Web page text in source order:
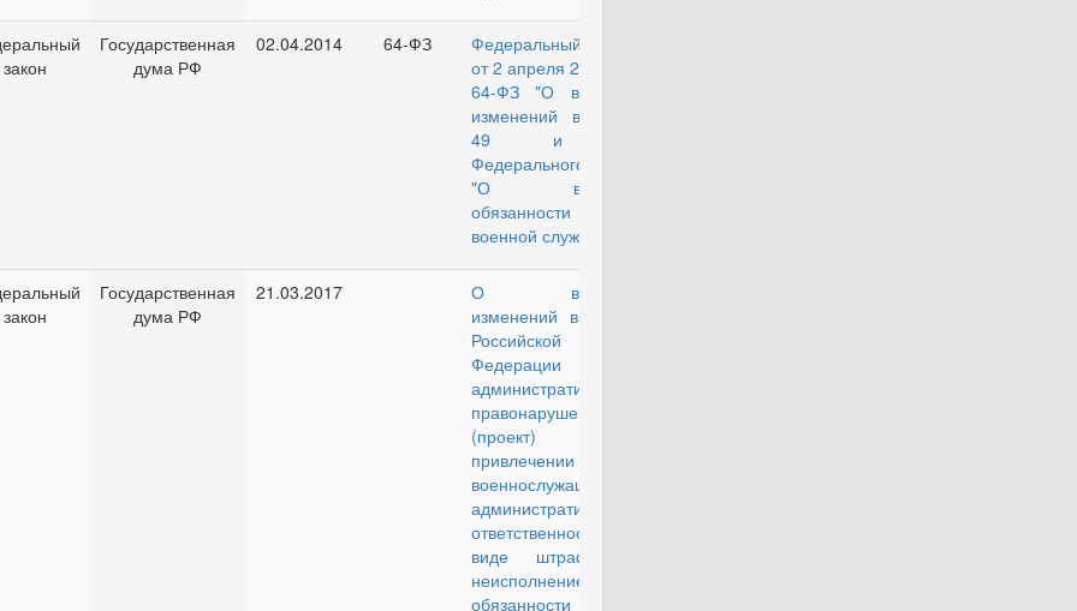
закон
Государственная
дума РФ
02.04.2014 64-ФЗ
Федеральный закон
от 2 апреля 2014 г. №
64-ФЗ "О внесении
изменений в статьи
49 и 53
Федерального закона
"О воинской
обязанности и
военной службе""
закон
Государственная
дума РФ
21.03.2017
О внесении
изменений в Кодекс
Российской
Федерации об
административных
правонарушениях
(проект) (О
привлечении
военнослужащих к
административной
ответственности в
виде штрафа за
неисполнение
обязанности по